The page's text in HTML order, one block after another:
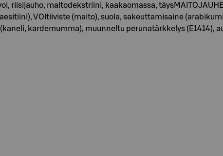
riisijauho, maltodekstriini, kaakaomassa,
VOItiiviste (maito), suola, sakeuttamisaine
kardemumma), muunneltu perunatärkkelys (E1414),